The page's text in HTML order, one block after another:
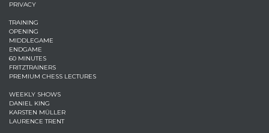
PRIVACY
TRAINING
OPENING
MIDDLEGAME
ENDGAME
60 MINUTES
FRITZTRAINERS
PREMIUM CHESS LECTURES
WEEKLY SHOWS
DANIEL KING
KARSTEN MÜLLER
LAURENCE TRENT